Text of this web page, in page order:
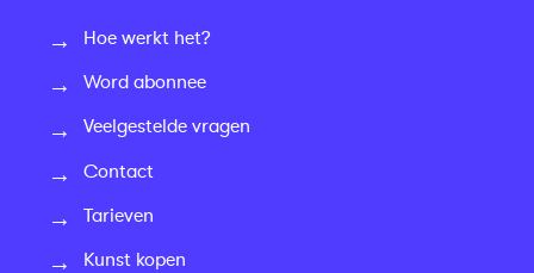
Hoe werkt het?
Word abonnee
Veelgestelde vragen
Contact
Tarieven
Kunst kopen